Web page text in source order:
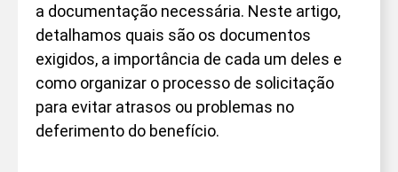
a documentação necessária. Neste artigo,
detalhamos quais são os documentos
exigidos, a importância de cada um deles e
como organizar o processo de solicitação
para evitar atrasos ou problemas no
deferimento do benefício.